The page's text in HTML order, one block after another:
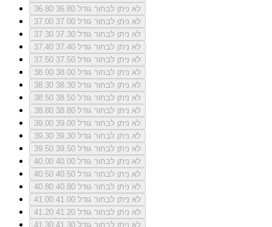
36.80
לא ניתן לבחור גודל 36.80
37.00
לא ניתן לבחור גודל 37.00
37.30
לא ניתן לבחור גודל 37.30
37.40
לא ניתן לבחור גודל 37.40
37.50
לא ניתן לבחור גודל 37.50
38.00
לא ניתן לבחור גודל 38.00
38.30
לא ניתן לבחור גודל 38.30
38.50
לא ניתן לבחור גודל 38.50
38.80
לא ניתן לבחור גודל 38.80
39.00
לא ניתן לבחור גודל 39.00
39.30
לא ניתן לבחור גודל 39.30
39.50
לא ניתן לבחור גודל 39.50
40.00
לא ניתן לבחור גודל 40.00
40.50
לא ניתן לבחור גודל 40.50
40.80
לא ניתן לבחור גודל 40.80
41.00
לא ניתן לבחור גודל 41.00
41.20
לא ניתן לבחור גודל 41.20
41.30
לא ניתן לבחור גודל 41.30